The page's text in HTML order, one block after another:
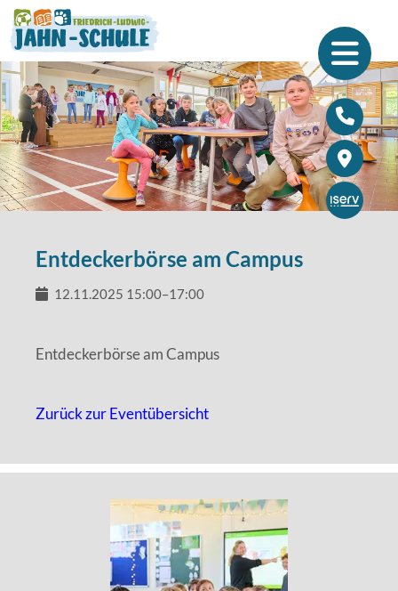
Entdeckerbörse am Campus
12.11.2025 15:00–17:00
Entdeckerbörse am Campus
Zurück zur Eventübersicht
Menschen
Kinder
Eltern
Team
Schulsozialarbeit
Wir als Arbeitgeber
Schulleben
Aktuelles
Bärenpost
Forum
Schulprojekte
Sportfreundliche Schule